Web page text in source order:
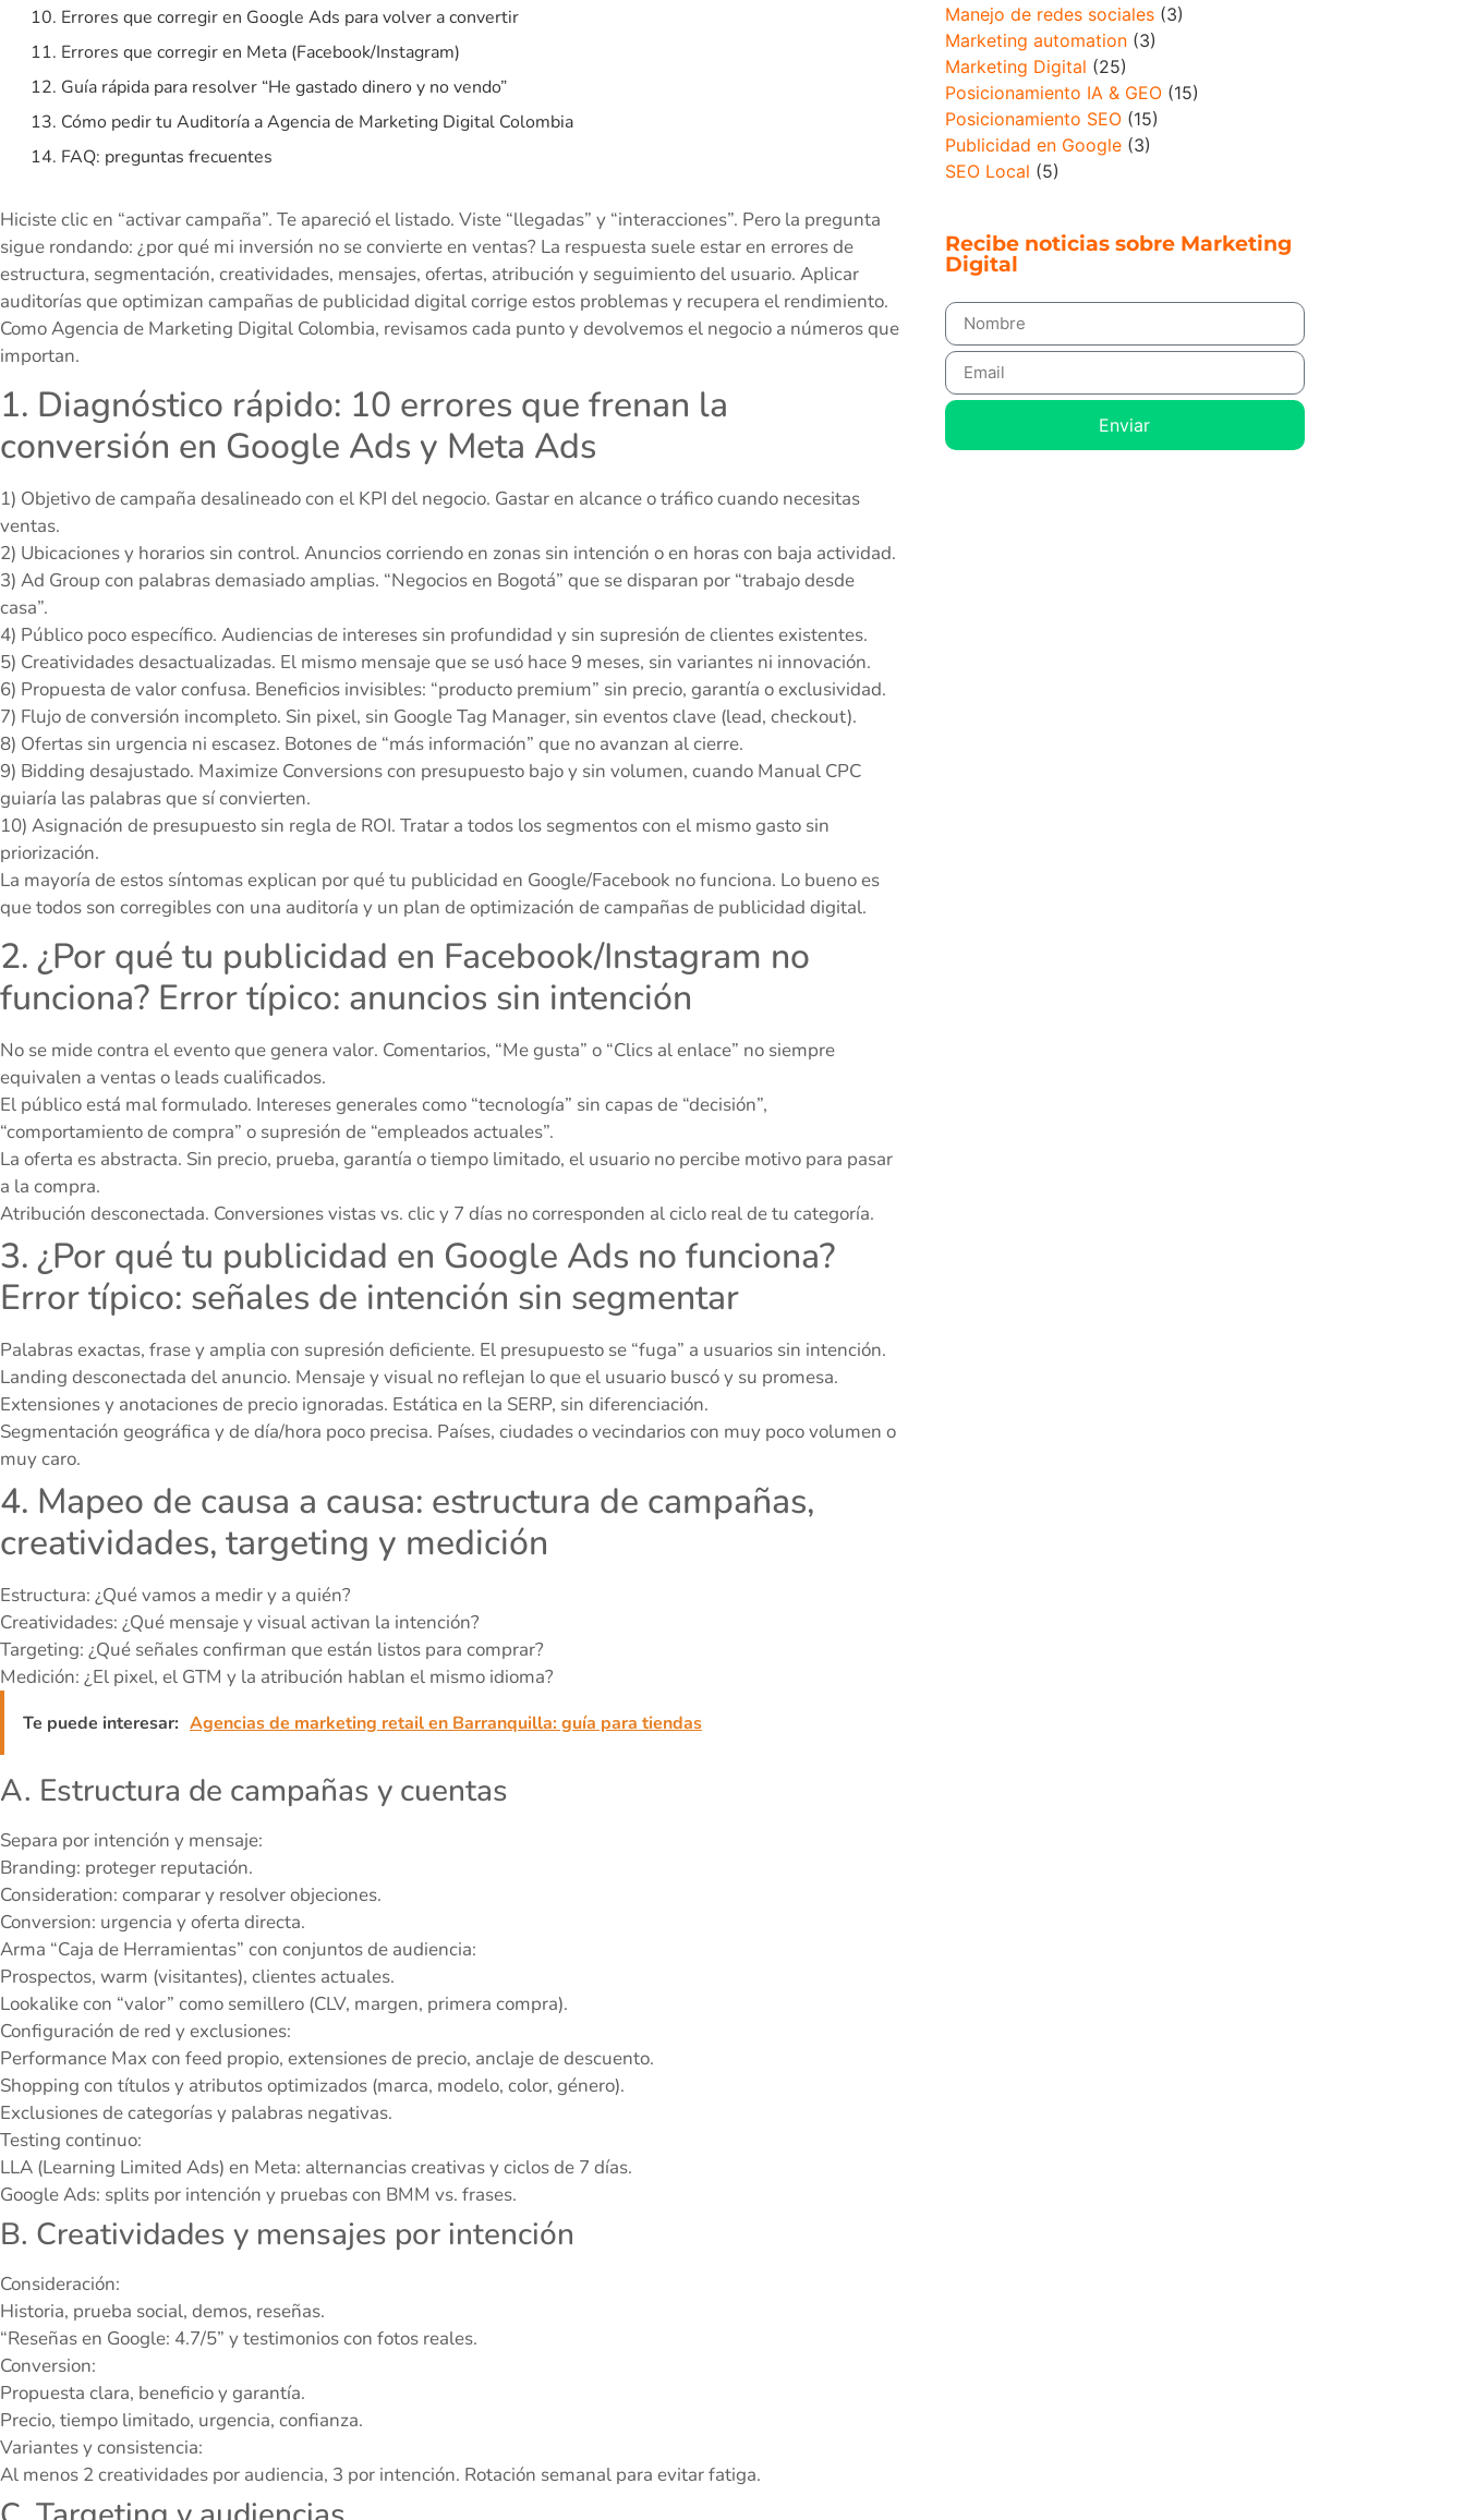
10. Errores que corregir en Google Ads para volver a convertir
11. Errores que corregir en Meta (Facebook/Instagram)
12. Guía rápida para resolver “He gastado dinero y no vendo”
13. Cómo pedir tu Auditoría a Agencia de Marketing Digital Colombia
14. FAQ: preguntas frecuentes
Hiciste clic en “activar campaña”. Te apareció el listado. Viste “llegadas” y “interacciones”. Pero la pregunta
sigue rondando: ¿por qué mi inversión no se convierte en ventas? La respuesta suele estar en errores de
estructura, segmentación, creatividades, mensajes, ofertas, atribución y seguimiento del usuario. Aplicar
auditorías que optimizan campañas de publicidad digital corrige estos problemas y recupera el rendimiento.
Como Agencia de Marketing Digital Colombia, revisamos cada punto y devolvemos el negocio a números que
importan.
1. Diagnóstico rápido: 10 errores que frenan la
conversión en Google Ads y Meta Ads
1) Objetivo de campaña desalineado con el KPI del negocio. Gastar en alcance o tráfico cuando necesitas
ventas.
2) Ubicaciones y horarios sin control. Anuncios corriendo en zonas sin intención o en horas con baja actividad.
3) Ad Group con palabras demasiado amplias. “Negocios en Bogotá” que se disparan por “trabajo desde
casa”.
4) Público poco específico. Audiencias de intereses sin profundidad y sin supresión de clientes existentes.
5) Creatividades desactualizadas. El mismo mensaje que se usó hace 9 meses, sin variantes ni innovación.
6) Propuesta de valor confusa. Beneficios invisibles: “producto premium” sin precio, garantía o exclusividad.
7) Flujo de conversión incompleto. Sin pixel, sin Google Tag Manager, sin eventos clave (lead, checkout).
8) Ofertas sin urgencia ni escasez. Botones de “más información” que no avanzan al cierre.
9) Bidding desajustado. Maximize Conversions con presupuesto bajo y sin volumen, cuando Manual CPC
guiaría las palabras que sí convierten.
10) Asignación de presupuesto sin regla de ROI. Tratar a todos los segmentos con el mismo gasto sin
priorización.
La mayoría de estos síntomas explican por qué tu publicidad en Google/Facebook no funciona. Lo bueno es
que todos son corregibles con una auditoría y un plan de optimización de campañas de publicidad digital.
2. ¿Por qué tu publicidad en Facebook/Instagram no
funciona? Error típico: anuncios sin intención
No se mide contra el evento que genera valor. Comentarios, “Me gusta” o “Clics al enlace” no siempre
equivalen a ventas o leads cualificados.
El público está mal formulado. Intereses generales como “tecnología” sin capas de “decisión”,
“comportamiento de compra” o supresión de “empleados actuales”.
La oferta es abstracta. Sin precio, prueba, garantía o tiempo limitado, el usuario no percibe motivo para pasar
a la compra.
Atribución desconectada. Conversiones vistas vs. clic y 7 días no corresponden al ciclo real de tu categoría.
3. ¿Por qué tu publicidad en Google Ads no funciona?
Error típico: señales de intención sin segmentar
Palabras exactas, frase y amplia con supresión deficiente. El presupuesto se “fuga” a usuarios sin intención.
Landing desconectada del anuncio. Mensaje y visual no reflejan lo que el usuario buscó y su promesa.
Extensiones y anotaciones de precio ignoradas. Estática en la SERP, sin diferenciación.
Segmentación geográfica y de día/hora poco precisa. Países, ciudades o vecindarios con muy poco volumen o
muy caro.
4. Mapeo de causa a causa: estructura de campañas,
creatividades, targeting y medición
Estructura: ¿Qué vamos a medir y a quién?
Creatividades: ¿Qué mensaje y visual activan la intención?
Targeting: ¿Qué señales confirman que están listos para comprar?
Medición: ¿El pixel, el GTM y la atribución hablan el mismo idioma?
Te puede interesar: Agencias de marketing retail en Barranquilla: guía para tiendas
A. Estructura de campañas y cuentas
Separa por intención y mensaje:
Branding: proteger reputación.
Consideration: comparar y resolver objeciones.
Conversion: urgencia y oferta directa.
Arma “Caja de Herramientas” con conjuntos de audiencia:
Prospectos, warm (visitantes), clientes actuales.
Lookalike con “valor” como semillero (CLV, margen, primera compra).
Configuración de red y exclusiones:
Performance Max con feed propio, extensiones de precio, anclaje de descuento.
Shopping con títulos y atributos optimizados (marca, modelo, color, género).
Exclusiones de categorías y palabras negativas.
Testing continuo:
LLA (Learning Limited Ads) en Meta: alternancias creativas y ciclos de 7 días.
Google Ads: splits por intención y pruebas con BMM vs. frases.
B. Creatividades y mensajes por intención
Consideración:
Historia, prueba social, demos, reseñas.
“Reseñas en Google: 4.7/5” y testimonios con fotos reales.
Conversion:
Propuesta clara, beneficio y garantía.
Precio, tiempo limitado, urgencia, confianza.
Variantes y consistencia:
Al menos 2 creatividades por audiencia, 3 por intención. Rotación semanal para evitar fatiga.
Manejo de redes sociales(3)
Marketing automation(3)
Marketing Digital (25)
Posicionamiento IA & GEO(15)
Posicionamiento SEO(15)
Publicidad en Google(3)
SEO Local (5)
Recibe noticias sobre Marketing
Digital
Enviar